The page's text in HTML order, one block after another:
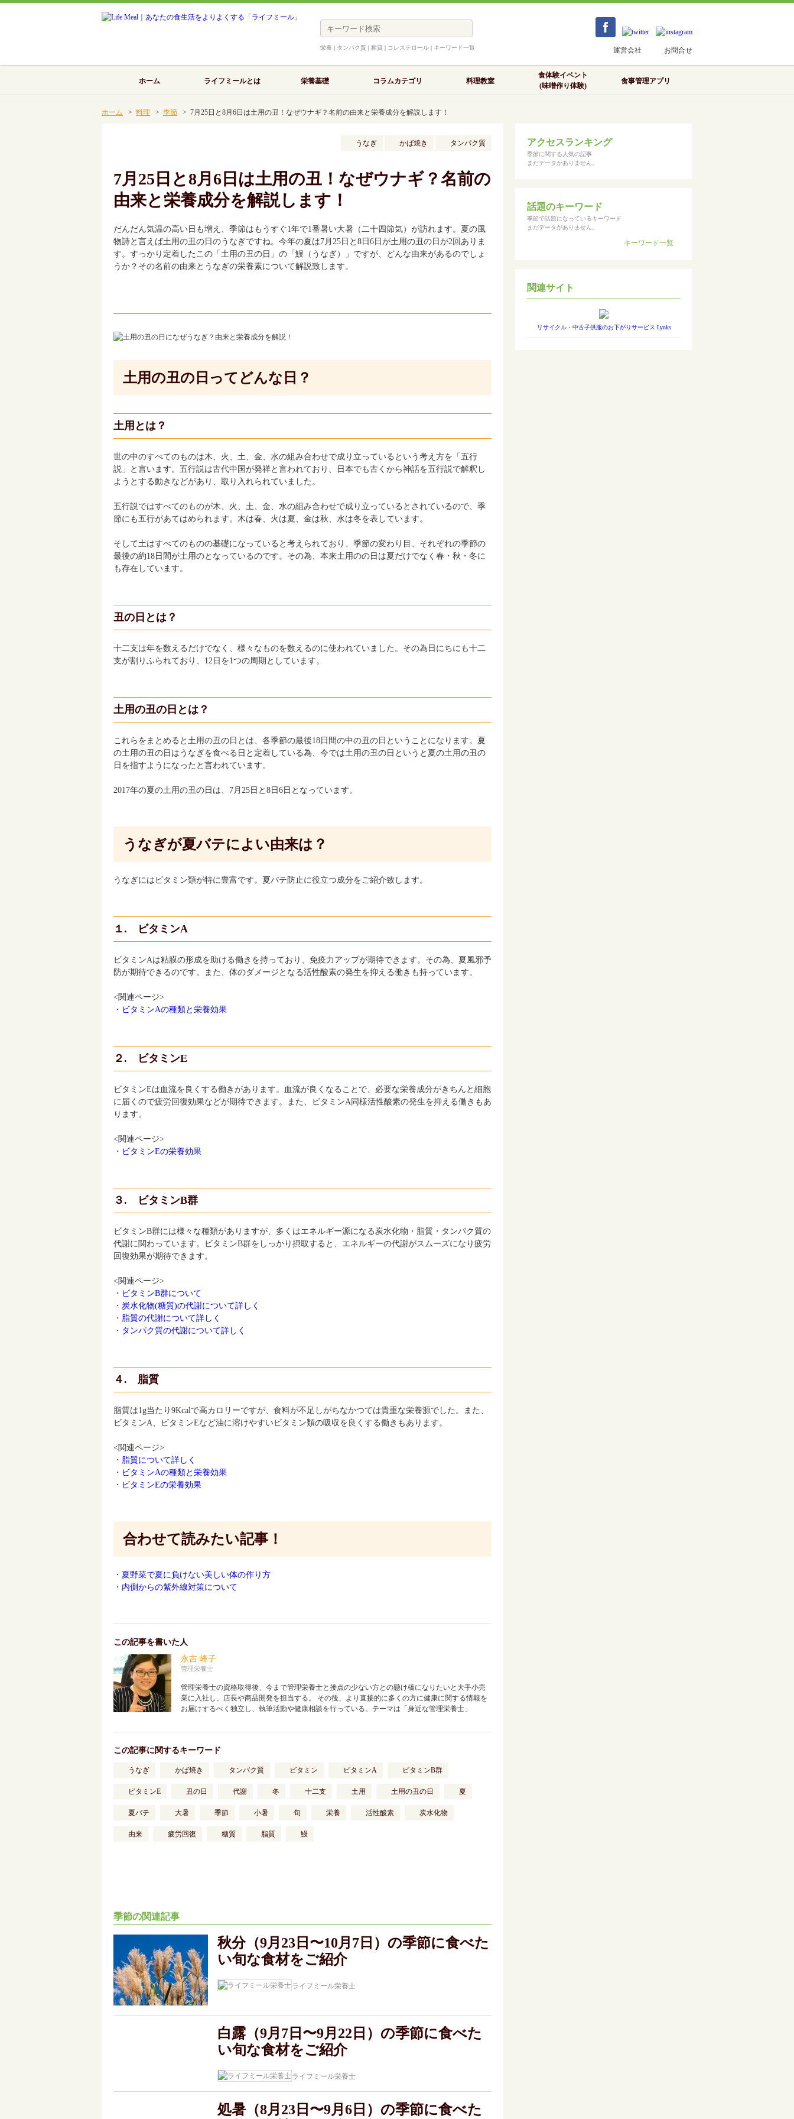
栄養 | タンパク質 | 糖質 | コレステロール | キーワード一覧 運営会社 お問合せ
ホーム ライフミールとは 栄養基礎 コラムカテゴリ 料理教室
食体験イベント
(味噌作り体験)
食事管理アプリ
ホーム > 料理 > 季節 > 7月25日と8月6日は土用の丑！なぜウナギ？名前の由来と栄養成分を解説します！
うなぎ かば焼き タンパク質
7月25日と8月6日は土用の丑！なぜウナギ？名前の
由来と栄養成分を解説します！
だんだん気温の高い日も増え、季節はもうすぐ1年で1番暑い大暑（二十四節気）が訪れます。夏の風
物詩と言えば土用の丑の日のうなぎですね。今年の夏は7月25日と8日6日が土用の丑の日が2回ありま
す。すっかり定着したこの「土用の丑の日」の「鰻（うなぎ）」ですが、どんな由来があるのでしょ
うか？その名前の由来とうなぎの栄養素について解説致します。
土用の丑の日ってどんな日？
土用とは？
世の中のすべてのものは木、火、土、金、水の組み合わせで成り立っているという考え方を「五行
説」と言います。五行説は古代中国が発祥と言われており、日本でも古くから神話を五行説で解釈し
ようとする動きなどがあり、取り入れられていました。
五行説ではすべてのものが木、火、土、金、水の組み合わせで成り立っているとされているので、季
節にも五行があてはめられます。木は春、火は夏、金は秋、水は冬を表しています。
そして土はすべてのものの基礎になっていると考えられており、季節の変わり目、それぞれの季節の
最後の約18日間が土用のとなっているのです。その為、本来土用のの日は夏だけでなく春・秋・冬に
も存在しています。
丑の日とは？
十二支は年を数えるだけでなく、様々なものを数えるのに使われていました。その為日にちにも十二
支が割りふられており、12日を1つの周期としています。
土用の丑の日とは？
これらをまとめると土用の丑の日とは、各季節の最後18日間の中の丑の日ということになります。夏
の土用の丑の日はうなぎを食べる日と定着している為、今では土用の丑の日というと夏の土用の丑の
日を指すようになったと言われています。
2017年の夏の土用の丑の日は、7月25日と8日6日となっています。
うなぎが夏バテによい由来は？
うなぎにはビタミン類が特に豊富です。夏バテ防止に役立つ成分をご紹介致します。
１. ビタミンA
ビタミンAは粘膜の形成を助ける働きを持っており、免疫力アップが期待できます。その為、夏風邪予
防が期待できるのです。また、体のダメージとなる活性酸素の発生を抑える働きも持っています。
<関連ページ>
・ ビタミンAの種類と栄養効果
２. ビタミンE
ビタミンEは血流を良くする働きがあります。血流が良くなることで、必要な栄養成分がきちんと細胞
に届くので疲労回復効果などが期待できます。また、ビタミンA同様活性酸素の発生を抑える働きもあ
ります。
<関連ページ>
・ ビタミンEの栄養効果
３. ビタミンB群
ビタミンB群には様々な種類がありますが、多くはエネルギー源になる炭水化物・脂質・タンパク質の
代謝に関わっています。ビタミンB群をしっかり摂取すると、エネルギーの代謝がスムーズになり疲労
回復効果が期待できます。
<関連ページ>
・ ビタミンB群について
・ 炭水化物(糖質)の代謝について詳しく
・ 脂質の代謝について詳しく
・ タンパク質の代謝について詳しく
４. 脂質
脂質は1g当たり9Kcalで高カロリーですが、食料が不足しがちなかつては貴重な栄養源でした。また、
ビタミンA、ビタミンEなど油に溶けやすいビタミン類の吸収を良くする働きもあります。
<関連ページ>
・ 脂質について詳しく
・ ビタミンAの種類と栄養効果
・ ビタミンEの栄養効果
合わせて読みたい記事！
・ 夏野菜で夏に負けない美しい体の作り方
・ 内側からの紫外線対策について
この記事を書いた人
永吉 峰子
管理栄養士
管理栄養士の資格取得後、今まで管理栄養士と接点の少ない方との懸け橋になりたいと大手小売
業に入社し、店長や商品開発を担当する。 その後、より直接的に多くの方に健康に関する情報を
お届けするべく独立し、執筆活動や健康相談を行っている。テーマは「身近な管理栄養士」
この記事に関するキーワード
うなぎ かば焼き タンパク質 ビタミン ビタミンA ビタミンB群
ビタミンE 丑の日 代謝 冬 十二支 土用 土用の丑の日 夏
夏バテ 大暑 季節 小暑 旬 栄養 活性酸素 炭水化物
由来 疲労回復 糖質 脂質 鰻
季節の関連記事
秋分（9月23日〜10月7日）の季節に食べた
い旬な食材をご紹介
ライフミール栄養士
白露（9月7日〜9月22日）の季節に食べた
い旬な食材をご紹介
ライフミール栄養士
処暑（8月23日〜9月6日）の季節に食べた
アクセスランキング
季節に関する人気の記事
まだデータがありません。
話題のキーワード
季節で話題になっているキーワード
まだデータがありません。
キーワード一覧
関連サイト
リサイクル・中古子供服のお下がりサービス Lynks